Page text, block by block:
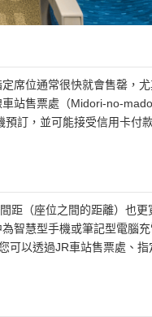
席位通常很快就會售罄，
站售票處（Midori-no-
訂，並可能接受信用卡付
距（座位之間的距離）也
智慧型手機或筆記型電腦
可以透過JR車站售票處、指